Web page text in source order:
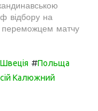
відбору на
переможцем матчу
Швеція #Польща
Калюжний